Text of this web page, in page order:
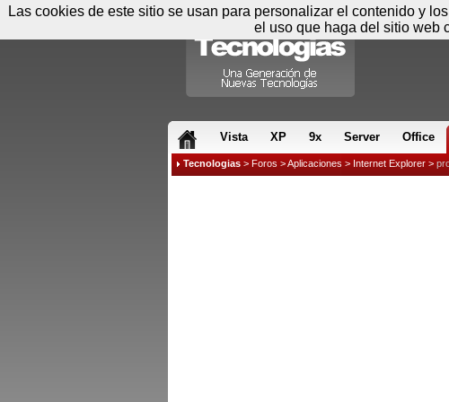
Vista XP 9x Server Office
Tecnologias > Foros >Aplicaciones > Internet Explorer >
Las cookies de este sitio se usan para personalizar el contenido y
el uso que haga del sitio web